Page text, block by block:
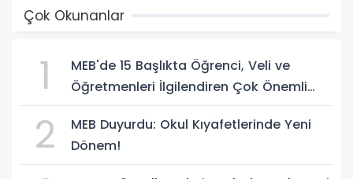
Çok Okunanlar
1
MEB'de 15 Başlıkta Öğrenci, Veli ve
Öğretmenleri İlgilendiren Çok Önemli
2
MEB Duyurdu: Okul Kıyafetlerinde Yeni
Dönem!